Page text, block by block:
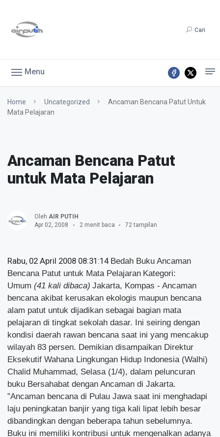
Cari
Menu
Home Uncategorized
Ancaman Bencana Patut Untuk
Mata Pelajaran
Ancaman Bencana Patut
untuk Mata Pelajaran
Oleh AIR PUTIH
Apr 02, 2008
2 menit baca 72 tampilan
Rabu, 02 April 2008 08:31:14 Bedah Buku Ancaman
Bencana Patut untuk Mata Pelajaran Kategori:
Umum (41 kali dibaca) Jakarta, Kompas - Ancaman
bencana akibat kerusakan ekologis maupun bencana
alam patut untuk dijadikan sebagai bagian mata
pelajaran di tingkat sekolah dasar. Ini seiring dengan
kondisi daerah rawan bencana saat ini yang mencakup
wilayah 83 persen. Demikian disampaikan Direktur
Eksekutif Wahana Lingkungan Hidup Indonesia (Walhi)
Chalid Muhammad, Selasa (1/4), dalam peluncuran
buku Bersahabat dengan Ancaman di Jakarta.
”Ancaman bencana di Pulau Jawa saat ini menghadapi
laju peningkatan banjir yang tiga kali lipat lebih besar
dibandingkan dengan beberapa tahun sebelumnya.
Buku ini memiliki kontribusi untuk mengenalkan adanya